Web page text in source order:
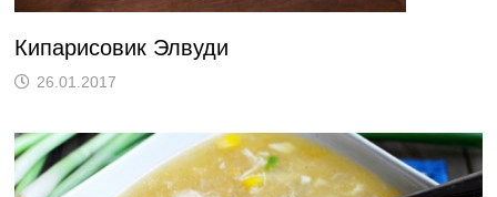
Кипарисовик Элвуди
26.01.2017